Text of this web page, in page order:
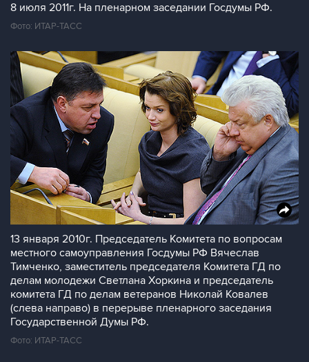
8 июля 2011г. На пленарном заседании Госдумы РФ.
Фото: ИТАР-ТАСС
13 января 2010г. Председатель Комитета по вопросам
местного самоуправления Госдумы РФ Вячеслав
Тимченко, заместитель председателя Комитета ГД по
делам молодежи Светлана Хоркина и председатель
комитета ГД по делам ветеранов Николай Ковалев
(слева направо) в перерыве пленарного заседания
Государственной Думы РФ.
Фото: ИТАР-ТАСС